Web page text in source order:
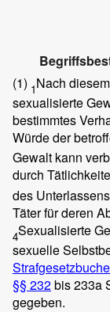
(1) 1Nach
sexualisierte
bestimmtes
Würde der
Gewalt kann
durch
des
Täter für deren
4Sexualisierte
sexuelle
§§ 232bis 233a
gegeben.